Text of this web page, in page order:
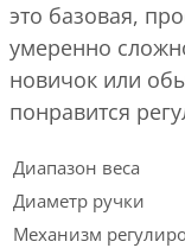
это базовая,
умеренно
новичок или
понравится
Диапазон веса
Диаметр ручки
Механизм